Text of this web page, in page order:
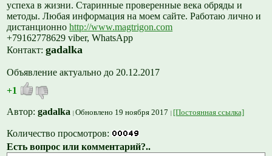
успеха в жизни. Старинные проверенные века обряды и
методы. Любая информация на моем сайте. Работаю лично и
дистанционноhttp://www.magtrigon.com
+79162778629 viber, WhatsApp
Контакт:gadalka
Объявление актуально до 20.12.2017
+1
Автор:gadalka Обновлено 19 ноября 2017 [Постоянная ссылка]
Количество просмотров:
Есть вопрос или комментарий?..